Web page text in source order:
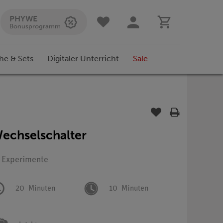
PHYWE
Bonusprogramm
& Sets Digitaler Unterricht Sale
20 Minuten 10 Minuten